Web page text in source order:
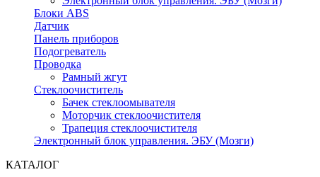
Блоки ABS
Датчик
Панель приборов
Подогреватель
Проводка
Рамный жгут
Стеклоочиститель
Бачек стеклоомывателя
Моторчик стеклоочистителя
Трапеция стеклоочистителя
Электронный блок управления. ЭБУ (Мозги)
КАТАЛОГ